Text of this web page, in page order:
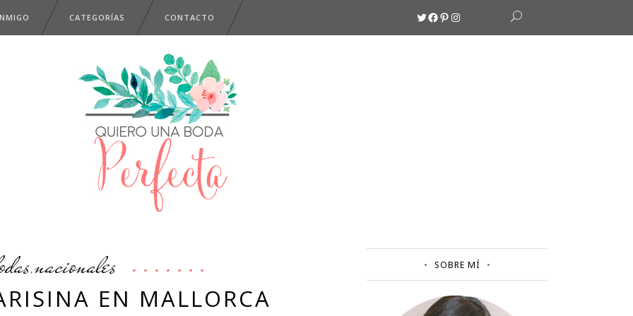
CATEGORÍAS CONTACTO Twitter
Facebook
Pinterest
Instagram
,nacionales
EN MALLORCA
SOBRE MÍ